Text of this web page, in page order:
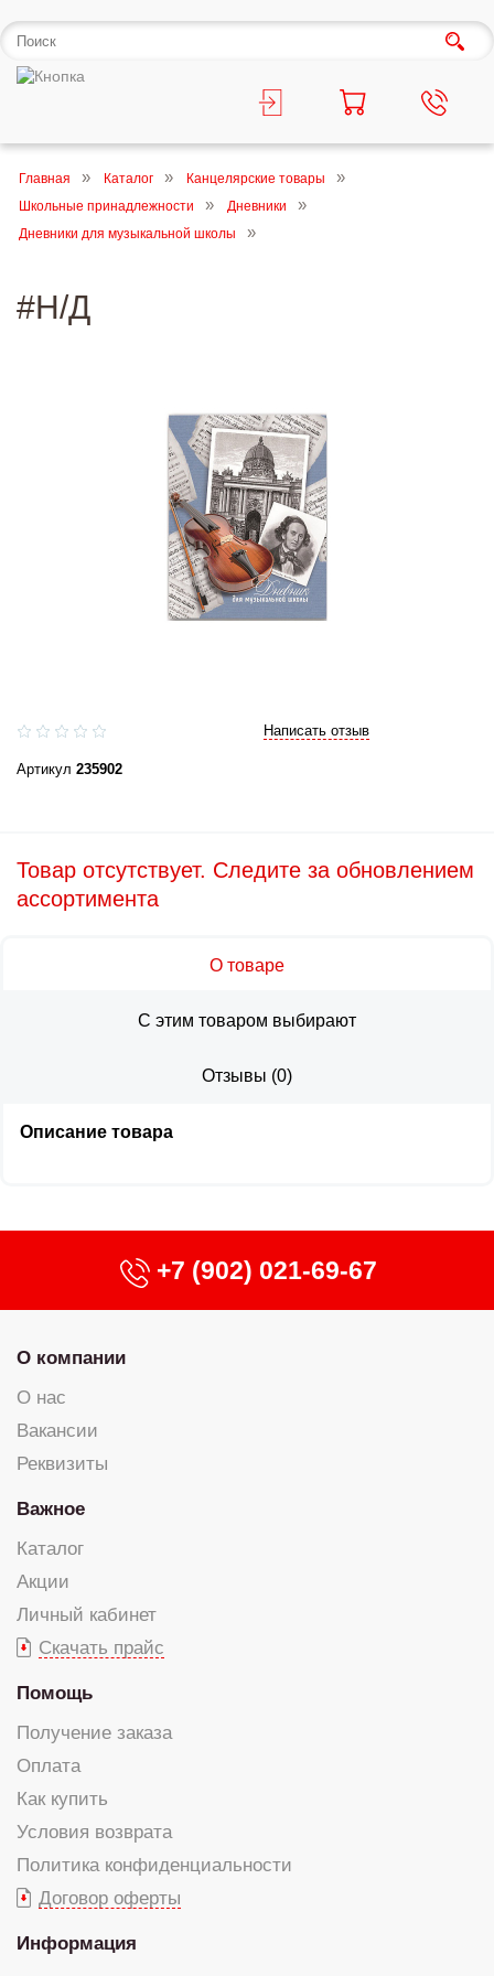
Главная Каталог
Канцелярские товары
Школьные принадлежности
Дневники
Дневники для музыкальной школы
#Н/Д
Написать отзыв
Артикул 235902
Товар отсутствует. Следите за обновлением
ассортимента
О товаре
С этим товаром выбирают
Отзывы (0)
Описание товара
+7 (902) 021-69-67
О компании
О нас
Вакансии
Реквизиты
Важное
Каталог
Акции
Личный кабинет
Скачать прайс
Помощь
Получение заказа
Оплата
Как купить
Условия возврата
Политика конфиденциальности
Договор оферты
Информация